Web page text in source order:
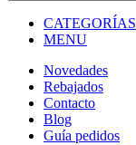
CATEGORÍAS
MENU
Novedades
Rebajados
Contacto
Blog
Guía pedidos